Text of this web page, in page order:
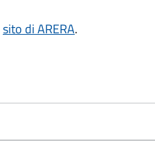
sito di ARERA.